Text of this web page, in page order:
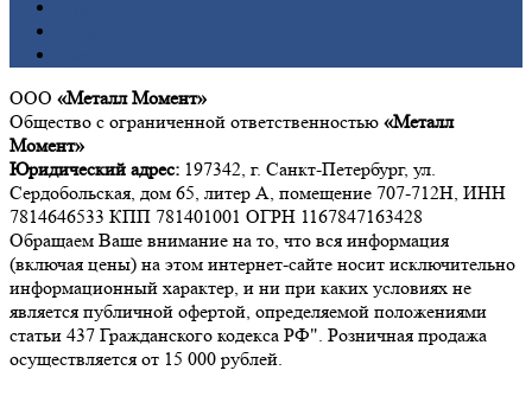
ООО «Металл Момент»
Общество с ограниченной ответственностью «Металл
Момент»
Юридический адрес: 197342, г. Санкт-Петербург, ул.
Сердобольская, дом 65, литер А, помещение 707-712Н, ИНН
7814646533 КПП 781401001 ОГРН 1167847163428
Обращаем Ваше внимание на то, что вся информация
(включая цены) на этом интернет-сайте носит исключительно
информационный характер, и ни при каких условиях не
является публичной офертой, определяемой положениями
статьи 437 Гражданского кодекса РФ". Розничная продажа
осуществляется от 15 000 рублей.